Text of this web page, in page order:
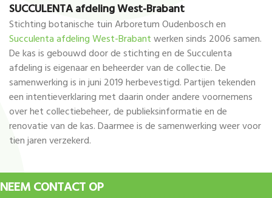
SUCCULENTA afdeling West-Brabant
Stichting botanische tuin Arboretum Oudenbosch en
Succulenta afdeling West-Brabantwerken sinds 2006 samen.
De kas is gebouwd door de stichting en de Succulenta
afdeling is eigenaar en beheerder van de collectie. De
samenwerking is in juni 2019 herbevestigd. Partijen tekenden
een intentieverklaring met daarin onder andere voornemens
over het collectiebeheer, de publieksinformatie en de
renovatie van de kas. Daarmee is de samenwerking weer voor
tien jaren verzekerd.
NEEM CONTACT OP